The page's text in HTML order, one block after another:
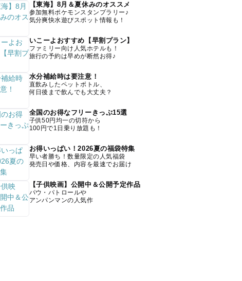
【東海】8月＆夏休みのオススメ
参加無料ポケモンスタンプラリー♪
気分爽快水遊びスポット情報も！
いこーよおすすめ【早割プラン】
ファミリー向け人気ホテルも！
旅行の予約は早めが断然お得♪
水分補給時は要注意！
直飲みしたペットボトル、
何日後まで飲んでも大丈夫？
全国のお得なフリーきっぷ15選
子供50円均一の切符から
100円で1日乗り放題も！
お得いっぱい！2026夏の福袋特集
早い者勝ち！数量限定の人気福袋
発売日や価格、内容を最速でお届け
【子供映画】公開中＆公開予定作品
パウ・パトロールや
アンパンマンの人気作